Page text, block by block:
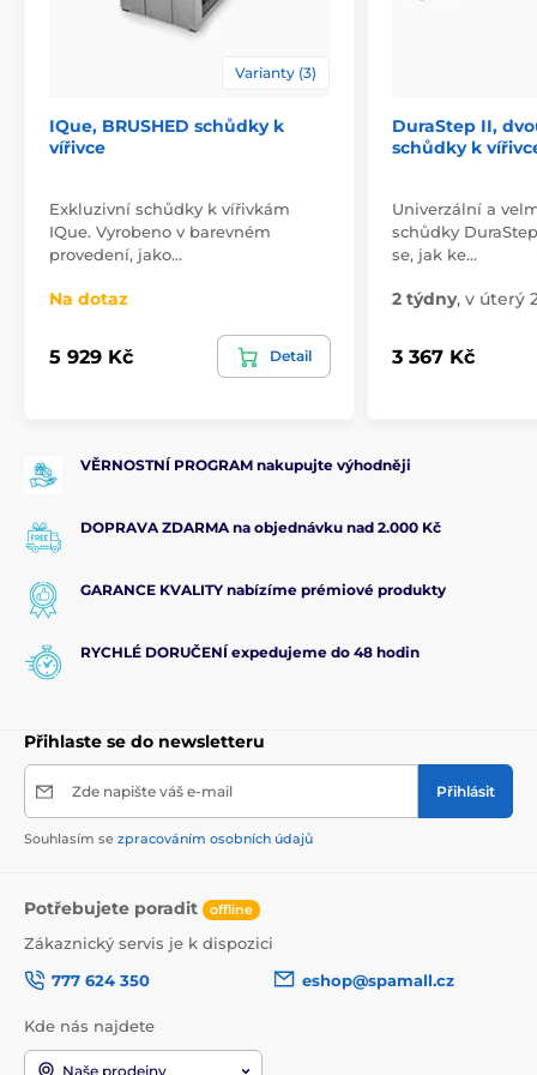
Varianty (3)
IQue, BRUSHED schůdky k
vířivce
Exkluzivní schůdky k vířivkám
IQue. Vyrobeno v barevném
provedení, jako…
Na dotaz
5 929 Kč Detail
DuraStep II,
schůdky k
Univerzální a
schůdky
se, jak ke…
2 týdny, v úterý
3 367 Kč
VĚRNOSTNÍ PROGRAM nakupujte výhodněji
DOPRAVA ZDARMA na objednávku nad 2.000 Kč
GARANCE KVALITY nabízíme prémiové produkty
RYCHLÉ DORUČENÍ expedujeme do 48 hodin
Přihlaste se do newsletteru
Zde napište váš e-mail Přihlásit
Souhlasím se zpracováním osobních údajů
Potřebujete poradit offline
Zákaznický servis je k dispozici
777 624 350
eshop@spamall.cz
Kde nás najdete
Naše prodejny